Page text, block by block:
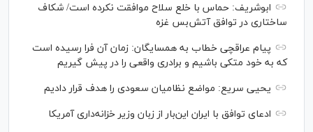
ابوشریف: حماس با خلع سلاح موافقت نکرده است/ شکاف
ساختاری در توافق آتش‌‎بس غزه
پیام عراقچی خطاب به همسایگان: زمان آن فرا رسیده است
که به خود متکی باشیم و برادری واقعی را در پیش گیریم
یحیی سریع: مواضع نظامیان سعودی را هدف قرار دادیم
ادعای توافق با ایران این‌بار از زبان وزیر خزانه‌داری آمریکا